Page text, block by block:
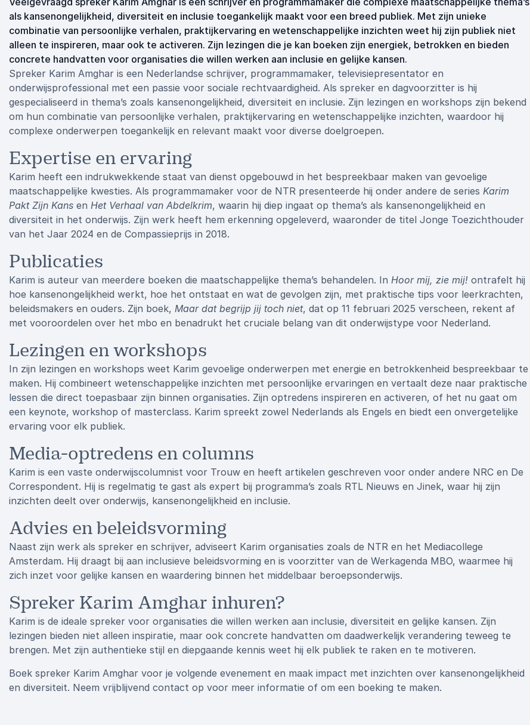
als kansenongelijkheid, diversiteit en inclusie toegankelijk maakt voor een breed publiek. Met zijn unieke
combinatie van persoonlijke verhalen, praktijkervaring en wetenschappelijke inzichten weet hij zijn publiek niet
alleen te inspireren, maar ook te activeren. Zijn lezingen die je kan boeken zijn energiek, betrokken en bieden
concrete handvatten voor organisaties die willen werken aan inclusie en gelijke kansen.
Spreker Karim Amghar is een Nederlandse schrijver, programmamaker, televisiepresentator en
onderwijsprofessional met een passie voor sociale rechtvaardigheid. Als spreker en dagvoorzitter is hij
gespecialiseerd in thema’s zoals kansenongelijkheid, diversiteit en inclusie. Zijn lezingen en workshops zijn bekend
om hun combinatie van persoonlijke verhalen, praktijkervaring en wetenschappelijke inzichten, waardoor hij
complexe onderwerpen toegankelijk en relevant maakt voor diverse doelgroepen.
Expertise en ervaring
Karim heeft een indrukwekkende staat van dienst opgebouwd in het bespreekbaar maken van gevoelige
maatschappelijke kwesties. Als programmamaker voor de NTR presenteerde hij onder andere de series Karim
Pakt Zijn Kans en Het Verhaal van Abdelkrim, waarin hij diep ingaat op thema’s als kansenongelijkheid en
diversiteit in het onderwijs. Zijn werk heeft hem erkenning opgeleverd, waaronder de titel Jonge Toezichthouder
van het Jaar 2024 en de Compassieprijs in 2018.
Publicaties
Karim is auteur van meerdere boeken die maatschappelijke thema’s behandelen. In Hoor mij, zie mij! ontrafelt hij
hoe kansenongelijkheid werkt, hoe het ontstaat en wat de gevolgen zijn, met praktische tips voor leerkrachten,
beleidsmakers en ouders. Zijn boek, Maar dat begrijp jij toch niet, dat op 11 februari 2025 verscheen, rekent af
met vooroordelen over het mbo en benadrukt het cruciale belang van dit onderwijstype voor Nederland.
Lezingen en workshops
In zijn lezingen en workshops weet Karim gevoelige onderwerpen met energie en betrokkenheid bespreekbaar te
maken. Hij combineert wetenschappelijke inzichten met persoonlijke ervaringen en vertaalt deze naar praktische
lessen die direct toepasbaar zijn binnen organisaties. Zijn optredens inspireren en activeren, of het nu gaat om
een keynote, workshop of masterclass. Karim spreekt zowel Nederlands als Engels en biedt een onvergetelijke
ervaring voor elk publiek.
Media-optredens en columns
Karim is een vaste onderwijscolumnist voor Trouw en heeft artikelen geschreven voor onder andere NRC en De
Correspondent. Hij is regelmatig te gast als expert bij programma’s zoals RTL Nieuws en Jinek, waar hij zijn
inzichten deelt over onderwijs, kansenongelijkheid en inclusie.
Advies en beleidsvorming
Naast zijn werk als spreker en schrijver, adviseert Karim organisaties zoals de NTR en het Mediacollege
Amsterdam. Hij draagt bij aan inclusieve beleidsvorming en is voorzitter van de Werkagenda MBO, waarmee hij
zich inzet voor gelijke kansen en waardering binnen het middelbaar beroepsonderwijs.
Spreker Karim Amghar inhuren?
Karim is de ideale spreker voor organisaties die willen werken aan inclusie, diversiteit en gelijke kansen. Zijn
lezingen bieden niet alleen inspiratie, maar ook concrete handvatten om daadwerkelijk verandering teweeg te
brengen. Met zijn authentieke stijl en diepgaande kennis weet hij elk publiek te raken en te motiveren.
Boek spreker Karim Amghar voor je volgende evenement en maak impact met inzichten over kansenongelijkheid
en diversiteit. Neem vrijblijvend contact op voor meer informatie of om een boeking te maken.